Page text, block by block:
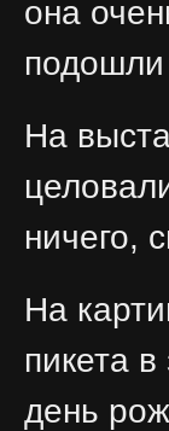
она
На
ничего,
На
пикета
день